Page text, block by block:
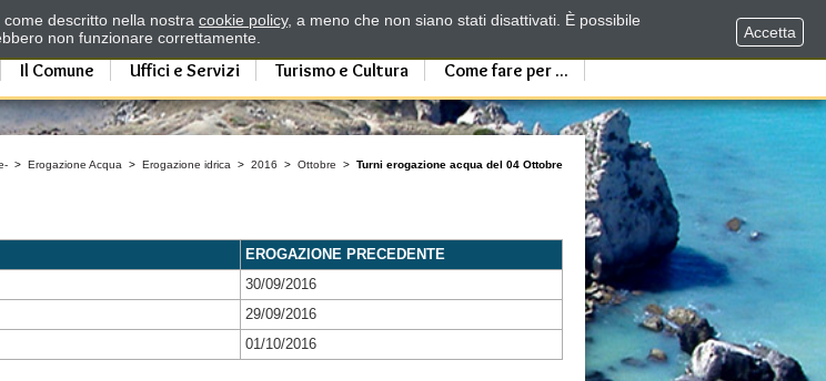
Il Comune Uffici e Servizi Turismo e Cultura Come fare per ...
> Erogazione Acqua > Erogazione idrica > 2016 > Ottobre > Turni erogazione acqua del 04 Ottobre
EROGAZIONE PRECEDENTE
30/09/2016
29/09/2016
01/10/2016
descritto nella nostra cookie policy, a meno che non siano stati disattivati. È possibile
non funzionare correttamente.
Accetta